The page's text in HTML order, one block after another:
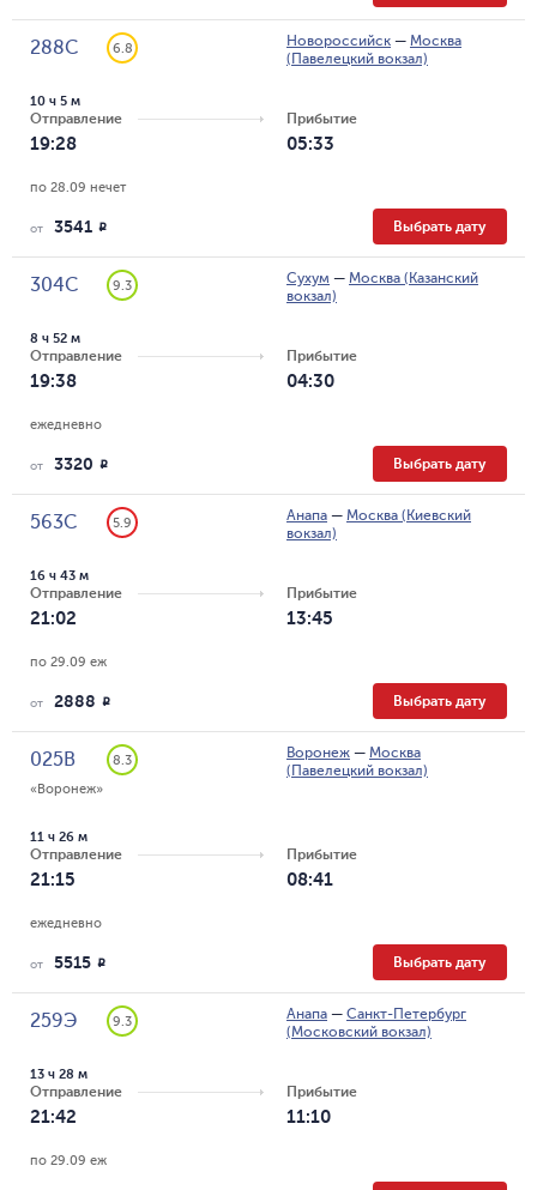
288С 6.8 Новороссийск — Москва
(Павелецкий вокзал)
Отправление
19:28
10 ч 5 м
Прибытие
05:33
по 28.09 нечет
от 3541 R Выбрать дату
304С 9.3 Сухум — Москва (Казанский
вокзал)
Отправление
19:38
8 ч 52 м
Прибытие
04:30
ежедневно
от 3320 R Выбрать дату
563С 5.9 Анапа — Москва (Киевский
вокзал)
Отправление
21:02
16 ч 43 м
Прибытие
13:45
по 29.09 еж
от 2888 R Выбрать дату
025В
8.3
«Воронеж»
Воронеж — Москва
(Павелецкий вокзал)
Отправление
21:15
11 ч 26 м
Прибытие
08:41
ежедневно
от 5515 R Выбрать дату
259Э 9.3 Анапа — Санкт-Петербург
(Московский вокзал)
Отправление
21:42
13 ч 28 м
Прибытие
11:10
по 29.09 еж